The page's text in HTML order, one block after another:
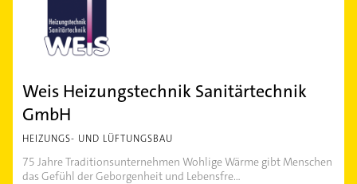
Weis Heizungstechnik Sanitärtechnik
GmbH
HEIZUNGS- UND LÜFTUNGSBAU
75 Jahre Traditionsunternehmen Wohlige Wärme gibt Menschen
das Gefühl der Geborgenheit und Lebensfre...